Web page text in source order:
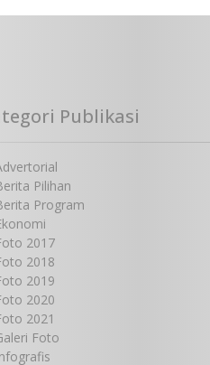
Publikasi
Pilihan
Program
2017
2018
2019
2020
2021
Foto